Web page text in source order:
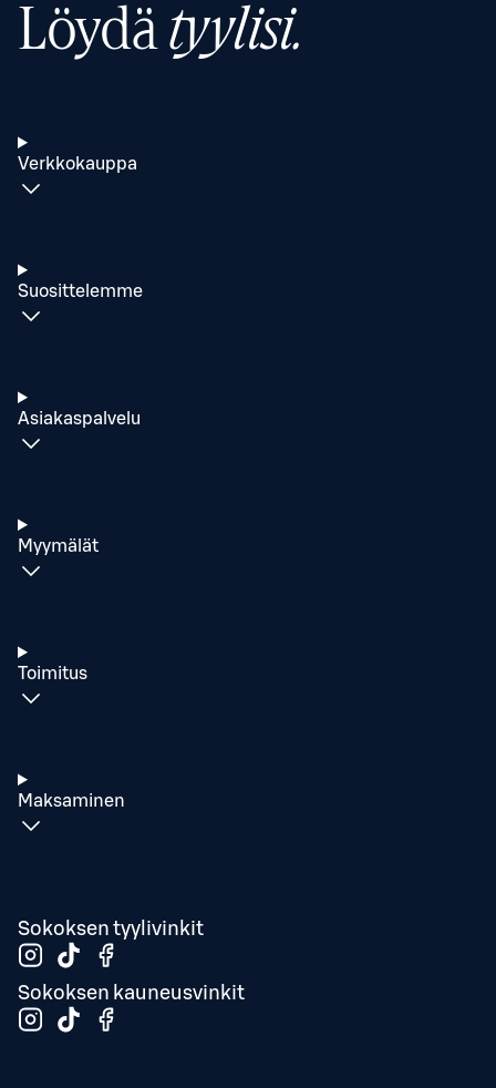
Löydätyylisi.
Verkkokauppa
Suosittelemme
Asiakaspalvelu
Myymälät
Toimitus
Maksaminen
Sokoksen tyylivinkit
Sokoksen kauneusvinkit